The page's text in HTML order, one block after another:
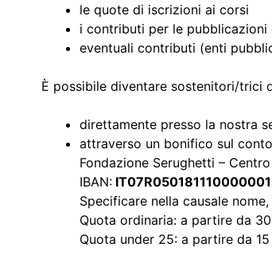
le quote di iscrizioni ai corsi
i contributi per le pubblicazioni
eventuali contributi (enti
È possibile diventare sostenitori/trici
direttamente presso la nostra
attraverso un bonifico sul
Fondazione Serughetti –
IBAN:
Specificare nella causale
Quota ordinaria: a partire da
Quota under 25: a partire da